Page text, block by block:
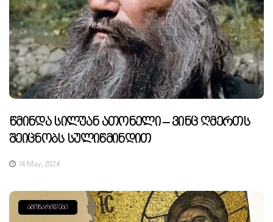
Წმინდა Სილუან Ათონელი – Ვინც Ღმერთს
Შეიცნობს Სულიწმინდით
14 May, 2024
ᲐᲛᲝᲜᲐᲠᲘᲓᲔᲑᲘ